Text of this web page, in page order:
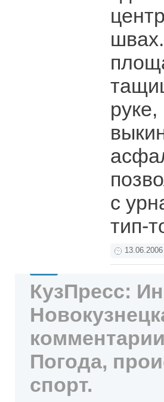
руке,
с
тип-
13.06.2006
КузПресс:
Погода,
спорт.